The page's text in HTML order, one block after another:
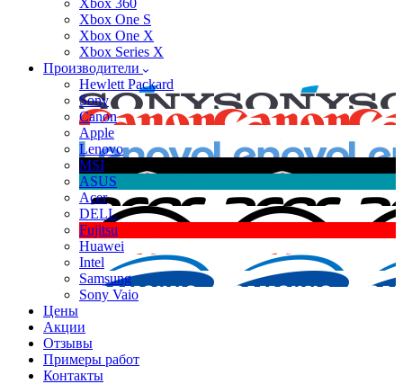
Xbox 360
Xbox One S
Xbox One X
Xbox Series X
Производители
Hewlett Packard
Sony
Canon
Apple
Lenovo
MSI
ASUS
Acer
DELL
Fujitsu
Huawei
Intel
Samsung
Sony Vaio
Цены
Акции
Отзывы
Примеры работ
Контакты